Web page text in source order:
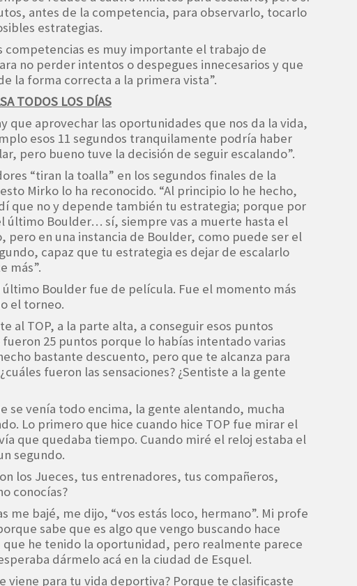
antes de la competencia, para observarlo, tocarlo
estrategias.
competencias es muy importante el trabajo de
no perder intentos o despegues innecesarios y que
la forma correcta a la primera vista”.
TODOS LOS DÍAS
que aprovechar las oportunidades que nos da la vida,
esos 11 segundos tranquilamente podría haber
pero bueno tuve la decisión de seguir escalando”.
“tiran la toalla” en los segundos finales de la
Mirko lo ha reconocido. “Al principio lo he hecho,
que no y depende también tu estrategia; porque por
último Boulder… sí, siempre vas a muerte hasta el
pero en una instancia de Boulder, como puede ser el
capaz que tu estrategia es dejar de escalarlo
más”.
último Boulder fue de película. Fue el momento más
el torneo.
al TOP, a la parte alta, a conseguir esos puntos
fueron 25 puntos porque lo habías intentado varias
bastante descuento, pero que te alcanza para
fueron las sensaciones? ¿Sentiste a la gente
se venía todo encima, la gente alentando, mucha
Lo primero que hice cuando hice TOP fue mirar el
que quedaba tiempo. Cuando miré el reloj estaba el
segundo.
los Jueces, tus entrenadores, tus compañeros,
conocías?
me bajé, me dijo, “vos estás loco, hermano”. Mi profe
sabe que es algo que vengo buscando hace
he tenido la oportunidad, pero realmente parece
dármelo acá en la ciudad de Esquel.
viene para tu vida deportiva? Porque te clasificaste